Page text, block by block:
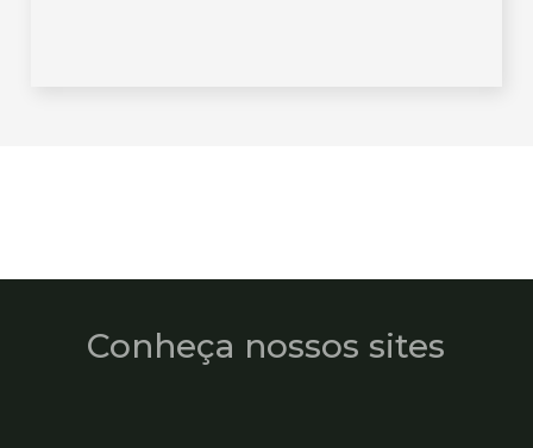
Conheça nossos sites